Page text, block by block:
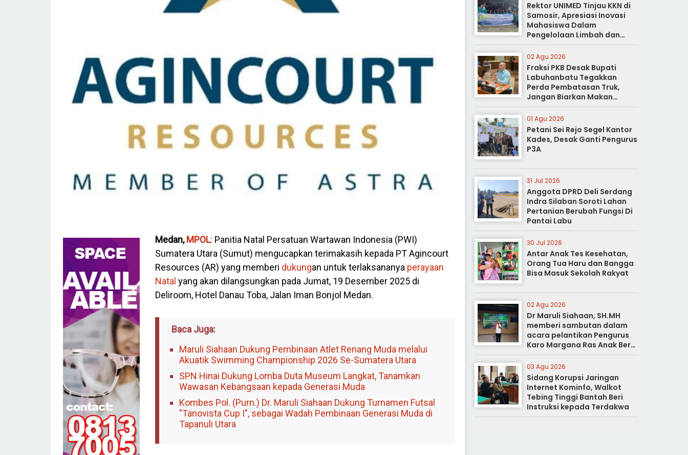
Medan,MPOL: Panitia Natal Persatuan Wartawan Indonesia (PWI)
Sumatera Utara (Sumut) mengucapkan terimakasih kepada PT Agincourt
Resources (AR) yang memberi dukungan untuk terlaksananya perayaan
Natal yang akan dilangsungkan pada Jumat, 19 Desember 2025 di
Deliroom, Hotel Danau Toba, Jalan Iman Bonjol Medan.
Baca Juga:
Maruli Siahaan Dukung Pembinaan Atlet Renang Muda melalui
Akuatik Swimming Championship 2026 Se-Sumatera Utara
SPN Hinai Dukung Lomba Duta Museum Langkat, Tanamkan
Wawasan Kebangsaan kepada Generasi Muda
Kombes Pol. (Purn.) Dr. Maruli Siahaan Dukung Turnamen Futsal
"Tanovista Cup I", sebagai Wadah Pembinaan Generasi Muda di
Tapanuli Utara
Rektor UNIMED Tinjau KKN di
Samosir, Apresiasi Inovasi
Mahasiswa Dalam
Pengelolaan Limbah dan
Pertanian Ramah Lingkungan
02 Agu 2026
Fraksi PKB Desak Bupati
Labuhanbatu Tegakkan
Perda Pembatasan Truk,
Jangan Biarkan Makan
Korban
01 Agu 2026
Petani Sei Rejo Segel Kantor
Kades, Desak Ganti Pengurus
P3A
31 Jul 2026
Anggota DPRD Deli Serdang
Indra Silaban Soroti Lahan
Pertanian Berubah Fungsi Di
Pantai Labu
30 Jul 2026
Antar Anak Tes Kesehatan,
Orang Tua Haru dan Bangga
Bisa Masuk Sekolah Rakyat
02 Agu 2026
Dr Maruli Siahaan, SH.MH
memberi sambutan dalam
acara pelantikan Pengurus
Karo Margana Ras Anak Beru
Anak Beru Menteri Periode
Kota Medan
03 Agu 2026
Sidang Korupsi Jaringan
Internet Kominfo, Walkot
Tebing Tinggi Bantah Beri
Instruksi kepada Terdakwa